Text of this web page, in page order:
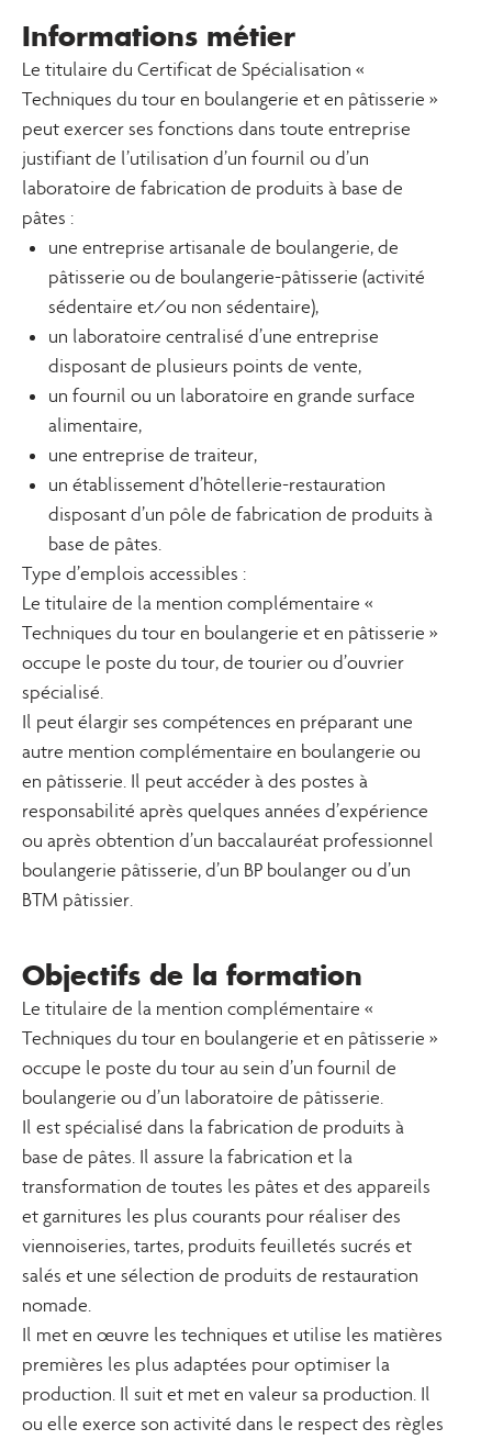
Informations métier
Le titulaire du Certificat de Spécialisation «
Techniques du tour en boulangerie et en pâtisserie »
peut exercer ses fonctions dans toute entreprise
justifiant de l’utilisation d’un fournil ou d’un
laboratoire de fabrication de produits à base de
pâtes :
une entreprise artisanale de boulangerie, de
pâtisserie ou de boulangerie-pâtisserie (activité
sédentaire et/ou non sédentaire),
un laboratoire centralisé d’une entreprise
disposant de plusieurs points de vente,
un fournil ou un laboratoire en grande surface
alimentaire,
une entreprise de traiteur,
un établissement d’hôtellerie-restauration
disposant d’un pôle de fabrication de produits à
base de pâtes.
Type d’emplois accessibles :
Le titulaire de la mention complémentaire «
Techniques du tour en boulangerie et en pâtisserie »
occupe le poste du tour, de tourier ou d’ouvrier
spécialisé.
Il peut élargir ses compétences en préparant une
autre mention complémentaire en boulangerie ou
en pâtisserie. Il peut accéder à des postes à
responsabilité après quelques années d’expérience
ou après obtention d’un baccalauréat professionnel
boulangerie pâtisserie, d’un BP boulanger ou d’un
BTM pâtissier.
Objectifs de la formation
Le titulaire de la mention complémentaire «
Techniques du tour en boulangerie et en pâtisserie »
occupe le poste du tour au sein d’un fournil de
boulangerie ou d’un laboratoire de pâtisserie.
Il est spécialisé dans la fabrication de produits à
base de pâtes. Il assure la fabrication et la
transformation de toutes les pâtes et des appareils
et garnitures les plus courants pour réaliser des
viennoiseries, tartes, produits feuilletés sucrés et
salés et une sélection de produits de restauration
nomade.
Il met en œuvre les techniques et utilise les matières
premières les plus adaptées pour optimiser la
production. Il suit et met en valeur sa production. Il
ou elle exerce son activité dans le respect des règles